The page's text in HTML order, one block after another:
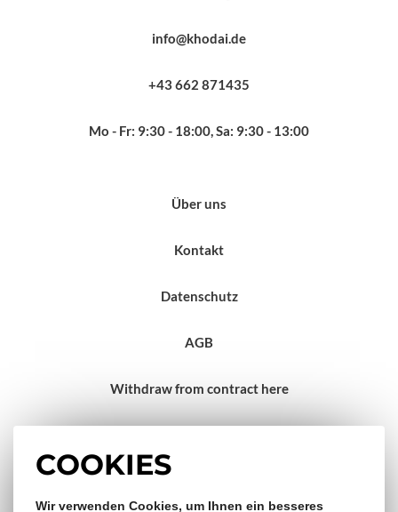
COOKIES
Wir verwenden Cookies, um Ihnen ein besseres
info@khodai.de
+43 662 871435
Mo - Fr: 9:30 - 18:00, Sa: 9:30 - 13:00
Über uns
Kontakt
Datenschutz
AGB
Withdraw from contract here
Gratis Versand & Rückversand